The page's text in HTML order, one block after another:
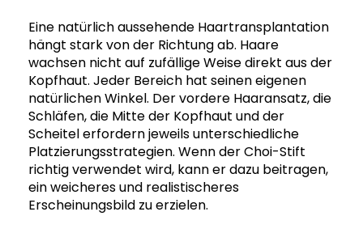
Eine natürlich aussehende Haartransplantation
hängt stark von der Richtung ab. Haare
wachsen nicht auf zufällige Weise direkt aus der
Kopfhaut. Jeder Bereich hat seinen eigenen
natürlichen Winkel. Der vordere Haaransatz, die
Schläfen, die Mitte der Kopfhaut und der
Scheitel erfordern jeweils unterschiedliche
Platzierungsstrategien. Wenn der Choi-Stift
richtig verwendet wird, kann er dazu beitragen,
ein weicheres und realistischeres
Erscheinungsbild zu erzielen.